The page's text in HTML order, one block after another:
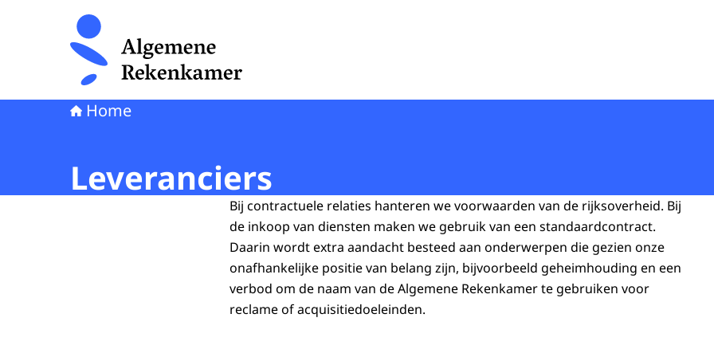
Naar de homepage van Algemene Rekenkamer
Home
Leveranciers
Bij contractuele relaties hanteren we voorwaarden van de rijksoverheid. Bij
de inkoop van diensten maken we gebruik van een standaardcontract.
Daarin wordt extra aandacht besteed aan onderwerpen die gezien onze
onafhankelijke positie van belang zijn, bijvoorbeeld geheimhouding en een
verbod om de naam van de Algemene Rekenkamer te gebruiken voor
reclame of acquisitiedoeleinden.